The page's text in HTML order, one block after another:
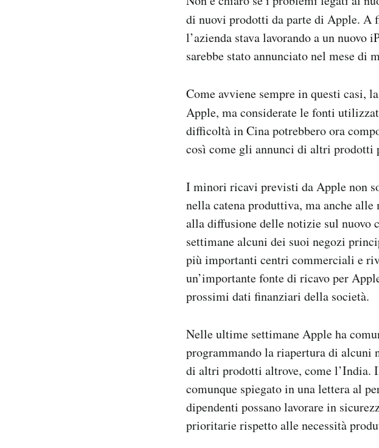
di nuovi prodotti da parte di Apple. A
l’azienda stava lavorando a un
sarebbe stato annunciato nel mese di
Come avviene sempre in questi casi,
Apple, ma considerate le fonti
difficoltà in Cina potrebbero ora
così come gli annunci di altri prodotti
I minori ricavi previsti da Apple non
nella catena produttiva, ma anche
alla diffusione delle notizie sul nuovo
settimane alcuni dei suoi negozi
più importanti centri commerciali e
un’importante fonte di ricavo per
prossimi dati finanziari della società.
Nelle ultime settimane Apple ha
programmando la riapertura di alcuni
di altri prodotti altrove, come l’India.
comunque spiegato in una lettera al
dipendenti possano lavorare in
prioritarie rispetto alle necessità